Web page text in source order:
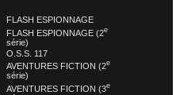
FLASH ESPIONNAGE
FLASH ESPIONNAGE (2e
série)
O.S.S. 117
AVENTURES FICTION (2e
série)
AVENTURES FICTION (3e